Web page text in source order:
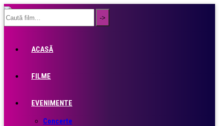
ACASĂ
FILME
EVENIMENTE
Concerte